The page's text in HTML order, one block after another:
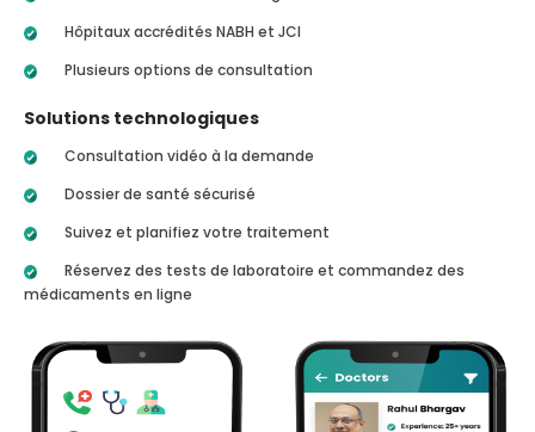
Hôpitaux accrédités NABH et JCI
Plusieurs options de consultation
Solutions technologiques
Consultation vidéo à la demande
Dossier de santé sécurisé
Suivez et planifiez votre traitement
Réservez des tests de laboratoire et commandez des
médicaments en ligne